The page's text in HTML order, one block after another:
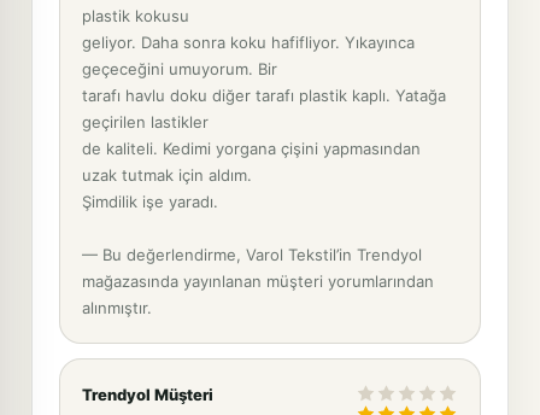
plastik kokusu
geliyor. Daha sonra koku hafifliyor. Yıkayınca
geçeceğini umuyorum. Bir
tarafı havlu doku diğer tarafı plastik kaplı. Yatağa
geçirilen lastikler
de kaliteli. Kedimi yorgana çişini yapmasından
uzak tutmak için aldım.
Şimdilik işe yaradı.
— Bu değerlendirme, Varol Tekstil’in Trendyol
mağazasında yayınlanan müşteri yorumlarından
alınmıştır.
Trendyol Müşteri